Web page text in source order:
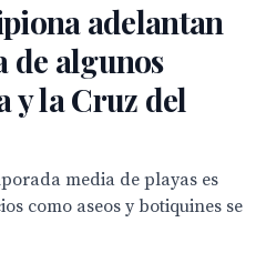
adelantan
de algunos
y la Cruz del
media de playas es
como aseos y botiquines se